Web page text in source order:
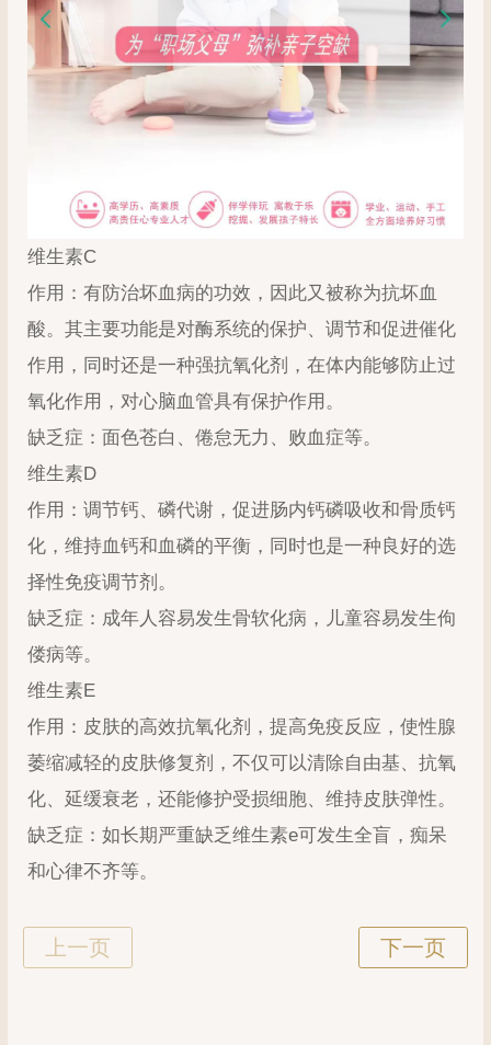
维生素C
作用：有防治坏血病的功效，因此又被称为抗坏血
酸。其主要功能是对酶系统的保护、调节和促进催化
作用，同时还是一种强抗氧化剂，在体内能够防止过
氧化作用，对心脑血管具有保护作用。
缺乏症：面色苍白、倦怠无力、败血症等。
维生素D
作用：调节钙、磷代谢，促进肠内钙磷吸收和骨质钙
化，维持血钙和血磷的平衡，同时也是一种良好的选
择性免疫调节剂。
缺乏症：成年人容易发生骨软化病，儿童容易发生佝
偻病等。
维生素E
作用：皮肤的高效抗氧化剂，提高免疫反应，使性腺
萎缩减轻的皮肤修复剂，不仅可以清除自由基、抗氧
化、延缓衰老，还能修护受损细胞、维持皮肤弹性。
缺乏症：如长期严重缺乏维生素e可发生全盲，痴呆
和心律不齐等。